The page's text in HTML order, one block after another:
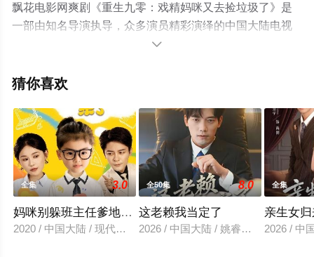
飘花电影网爽剧《重生九零：戏精妈咪又去捡垃圾了》是
一部由知名导演执导，众多演员精彩演绎的中国大陆电视
剧，大结局剧情已揭晓（全集），免费观看高清未删减完
瓣电视剧、电视猫或剧情网等平台了解。

猜你喜欢
全集 3.0
妈咪别躲班主任爹地来了
2020 / 中国大陆 / 现代都市
全50集 8.0
这老赖我当定了
2026 / 中国大陆 / 姚睿＆汤震
全集
亲生女
2026 / 中